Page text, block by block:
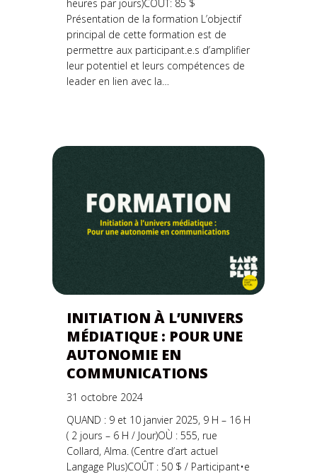
heures par jours)COÛT: 85 $
Présentation de la formation L’objectif
principal de cette formation est de
permettre aux participant.e.s d’amplifier
leur potentiel et leurs compétences de
leader en lien avec la…
INITIATION À L’UNIVERS
MÉDIATIQUE : POUR UNE
AUTONOMIE EN
COMMUNICATIONS
31 octobre 2024
QUAND : 9 et 10 janvier 2025, 9 H – 16 H
( 2 jours – 6 H / Jour)OÙ : 555, rue
Collard, Alma. (Centre d’art actuel
Langage Plus)COÛT : 50 $ / Participant•e